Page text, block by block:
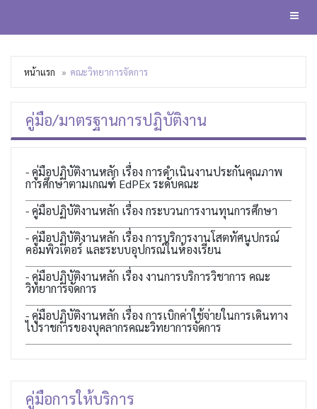
หน้าแรก คณะวิทยาการจัดการ
คู่มือ/มาตรฐานการปฏิบัติงาน
- คู่มือปฏิบัติงานหลัก เรื่อง การดำเนินงานประกันคุณภาพ
การศึกษาตามเกณฑ์ EdPEx ระดับคณะ
- คู่มือปฏิบัติงานหลัก เรื่อง กระบวนการงานทุนการศึกษา
- คู่มือปฏิบัติงานหลัก เรื่อง การบริการงานโสตทัศนูปกรณ์
คอมพิวเตอร์ และระบบอุปกรณ์ในห้องเรียน
- คู่มือปฏิบัติงานหลัก เรื่อง งานการบริการวิชาการ คณะ
วิทยาการจัดการ
- คู่มือปฏิบัติงานหลัก เรื่อง การเบิกค่าใช้จ่ายในการเดินทาง
ไปราชการของบุคลากรคณะวิทยาการจัดการ
คู่มือการให้บริการ